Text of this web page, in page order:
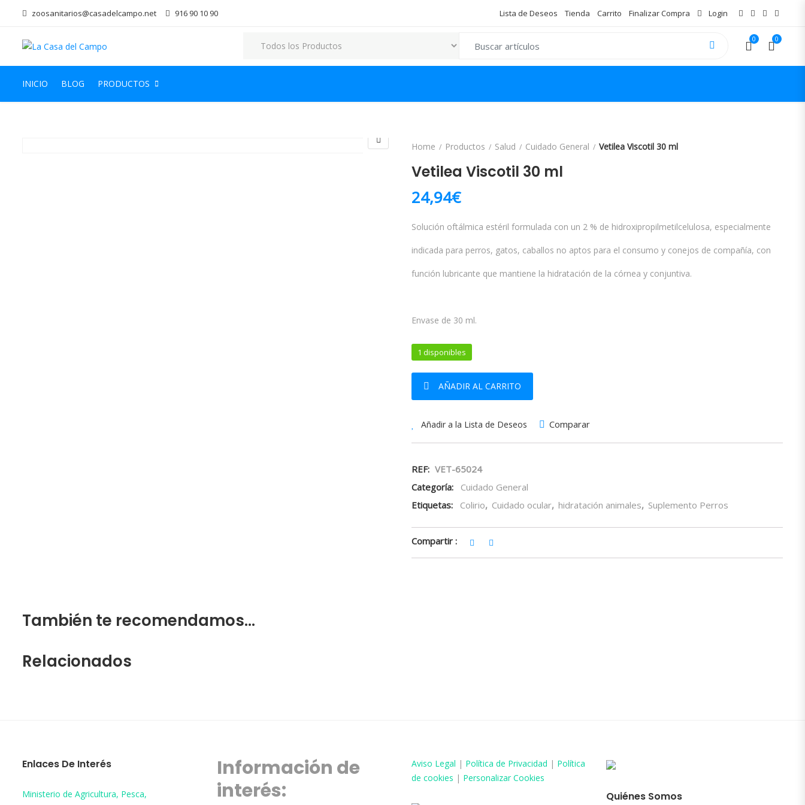
zoosanitarios@casadelcampo.net 916 90 10 90 Lista de Deseos Tienda Carrito Finalizar Compra Login
0 0
INICIO BLOG PRODUCTOS
Home Productos Salud Cuidado General Vetilea Viscotil 30 ml
Vetilea Viscotil 30 ml
24,94€
Solución oftálmica estéril formulada con un 2 % de hidroxipropilmetilcelulosa, especialmente
indicada para perros, gatos, caballos no aptos para el consumo y conejos de compañía, con
función lubricante que mantiene la hidratación de la córnea y conjuntiva.
Envase de 30 ml.
1 disponibles
Vetilea Viscotil 30 ml cantidad
AÑADIR AL CARRITO
Añadir a la Lista de Deseos Comparar
REF: VET-65024
Categoría:
Cuidado General
Etiquetas:
Colirio, Cuidado ocular, hidratación animales, Suplemento Perros
Compartir :
También te recomendamos…
Relacionados
Enlaces De Interés
Ministerio de Agricultura, Pesca,
Información de
interés:
Aviso Legal | Política de Privacidad | Política
de cookies | Personalizar Cookies
Quiénes Somos